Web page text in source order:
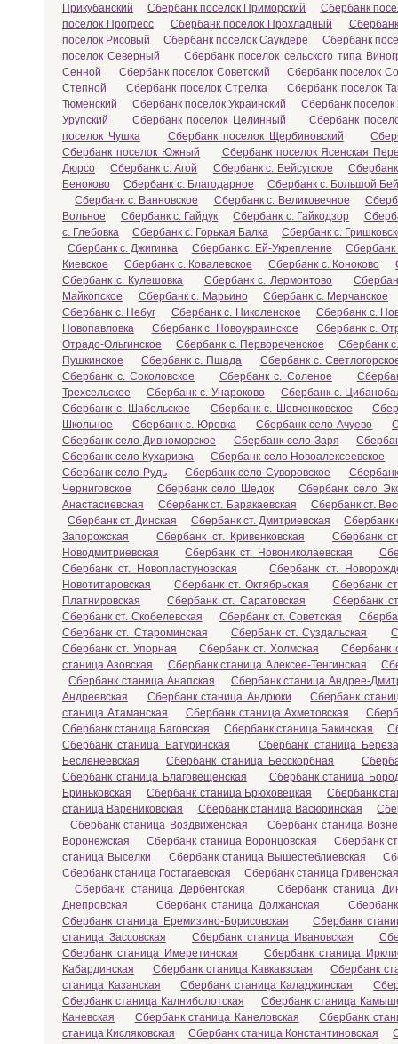
Прикубанский
Сбербанк поселок Приморский
Сбербанк
поселок Прогресс
Сбербанк поселок Прохладный
поселок Рисовый
Сбербанк поселок Саукдере
Сбербанк
поселок Северный
Сбербанк поселок сельского типа
Сенной
Сбербанк поселок Советский
Сбербанк поселок
Степной
Сбербанк поселок Стрелка
Сбербанк поселок
Тюменский
Сбербанк поселок Украинский
Сбербанк поселок
Урупский
Сбербанк поселок Целинный
Сбербанк
поселок Чушка
Сбербанк поселок Щербиновский
Сбербанк поселок Южный
Сбербанк поселок Ясенская
Дюрсо
Сбербанк с. Агой Сбербанк с. Бейсугское
Беноково
Сбербанк с. Благодарное
Сбербанк с. Большой
Сбербанк с. Ванновское
Сбербанк с. Великовечное
Вольное
Сбербанк с. Гайдук Сбербанк с. Гайкодзор
с. Глебовка
Сбербанк с. Горькая Балка
Сбербанк с.
Сбербанк с. Джигинка
Сбербанк с. Ей-Укрепление
Сбербанк
Киевское
Сбербанк с. Ковалевское Сбербанк с. Коноково
Сбербанк с. Кулешовка
Сбербанк с. Лермонтово
Майкопское
Сбербанк с. Марьино
Сбербанк с. Мерчанское
Сбербанк с. Небуг
Сбербанк с. Николенское
Сбербанк с.
Новопавловка
Сбербанк с. Новоукраинское
Сбербанк с.
Отрадо-Ольгинское
Сбербанк с. Первореченское
Сбербанк
Пушкинское
Сбербанк с. Пшада
Сбербанк с.
Сбербанк с. Соколовское
Сбербанк с. Соленое
Трехсельское
Сбербанк с. Унароково
Сбербанк с.
Сбербанк с. Шабельское
Сбербанк с. Шевченковское
Школьное
Сбербанк с. Юровка Сбербанк село Ачуево
Сбербанк село Дивноморское
Сбербанк село Заря
Сбербанк село Кухаривка
Сбербанк село Новоалексеевское
Сбербанк село Рудь
Сбербанк село Суворовское
Черниговское
Сбербанк село Шедок
Сбербанк село
Анастасиевская
Сбербанк ст. Баракаевская
Сбербанк ст.
Сбербанк ст. Динская
Сбербанк ст. Дмитриевская
Сбербанк
Запорожская
Сбербанк ст. Кривенковская
Сбербанк
Новодмитриевская
Сбербанк ст. Новониколаевская
Сбербанк ст. Новопластуновская
Сбербанк ст.
Новотитаровская
Сбербанк ст. Октябрьская
Сбербанк
Платнировская
Сбербанк ст. Саратовская
Сбербанк
Сбербанк ст. Скобелевская
Сбербанк ст. Советская
Сбербанк ст. Староминская
Сбербанк ст. Суздальская
Сбербанк ст. Упорная
Сбербанк ст. Холмская
Сбербанк
станица Азовская
Сбербанк станица Алексее-Тенгинская
Сбербанк станица Анапская
Сбербанк станица Андрее-
Андреевская
Сбербанк станица Андрюки
Сбербанк
станица Атаманская
Сбербанк станица Ахметовская
Сбербанк станица Баговская
Сбербанк станица Бакинская
Сбербанк станица Батуринская
Сбербанк станица
Бесленеевская
Сбербанк станица Бесскорбная
Сбербанк станица Благовещенская
Сбербанк станица
Бриньковская
Сбербанк станица Брюховецкая
Сбербанк
станица Варениковская
Сбербанк станица Васюринская
Сбербанк станица Воздвиженская
Сбербанк станица
Воронежская
Сбербанк станица Воронцовская
Сбербанк
станица Выселки
Сбербанк станица Вышестеблиевская
Сбербанк станица Гостагаевская
Сбербанк станица Гривенская
Сбербанк станица Дербентская
Сбербанк станица
Днепровская
Сбербанк станица Должанская
Сбербанк станица Еремизино-Борисовская
Сбербанк
станица Зассовская
Сбербанк станица Ивановская
Сбербанк станица Имеретинская
Сбербанк станица
Кабардинская
Сбербанк станица Кавкавзская
Сбербанк
станица Казанская
Сбербанк станица Каладжинская
Сбербанк станица Калниболотская
Сбербанк станица
Каневская
Сбербанк станица Канеловская
Сбербанк
станица Кисляковская
Сбербанк станица Константиновская